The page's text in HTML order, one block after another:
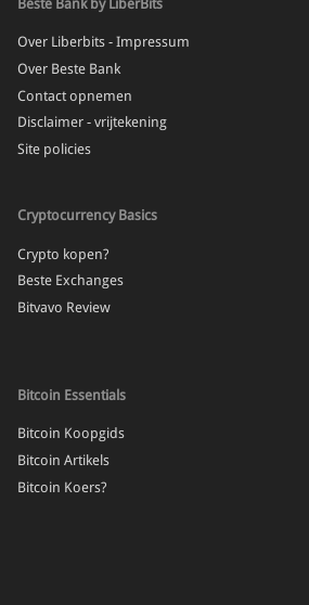
Beste Bank by LiberBits
Over Liberbits - Impressum
Over Beste Bank
Contact opnemen
Disclaimer - vrijtekening
Site policies
Cryptocurrency Basics
Crypto kopen?
Beste Exchanges
Bitvavo Review
Bitcoin Essentials
Bitcoin Koopgids
Bitcoin Artikels
Bitcoin Koers?